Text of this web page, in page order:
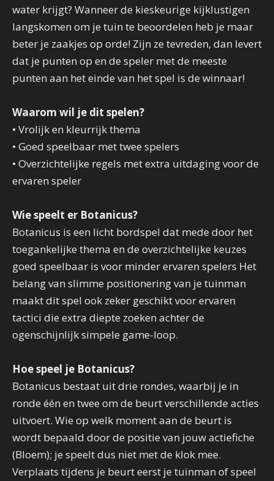
water krijgt? Wanneer de kieskeurige kijklustigen
langskomen om je tuin te beoordelen heb je maar
beter je zaakjes op orde! Zijn ze tevreden, dan levert
dat je punten op en de speler met de meeste
punten aan het einde van het spel is de winnaar!
Waarom wil je dit spelen?
• Vrolijk en kleurrijk thema
• Goed speelbaar met twee spelers
• Overzichtelijke regels met extra uitdaging voor de
ervaren speler
Wie speelt er Botanicus?
Botanicus is een licht bordspel dat mede door het
toegankelijke thema en de overzichtelijke keuzes
goed speelbaar is voor minder ervaren spelers Het
belang van slimme positionering van je tuinman
maakt dit spel ook zeker geschikt voor ervaren
tactici die extra diepte zoeken achter de
ogenschijnlijk simpele game-loop.
Hoe speel je Botanicus?
Botanicus bestaat uit drie rondes, waarbij je in
ronde één en twee om de beurt verschillende acties
uitvoert. Wie op welk moment aan de beurt is
wordt bepaald door de positie van jouw actiefiche
(Bloem); je speelt dus niet met de klok mee.
Verplaats tijdens je beurt eerst je tuinman of speel